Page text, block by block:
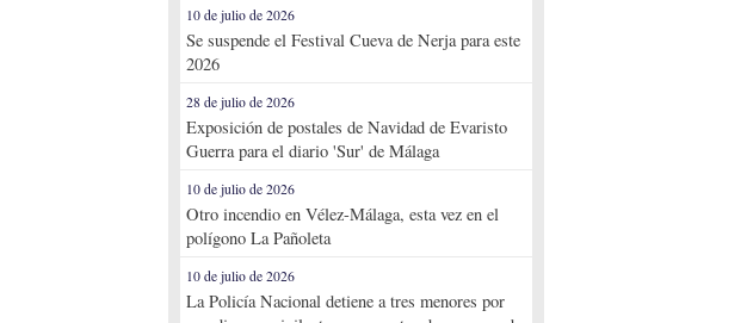
10 de julio de 2026
Se suspende el Festival Cueva de Nerja para este
2026
28 de julio de 2026
Exposición de postales de Navidad de Evaristo
Guerra para el diario 'Sur' de Málaga
10 de julio de 2026
Otro incendio en Vélez-Málaga, esta vez en el
polígono La Pañoleta
10 de julio de 2026
La Policía Nacional detiene a tres menores por